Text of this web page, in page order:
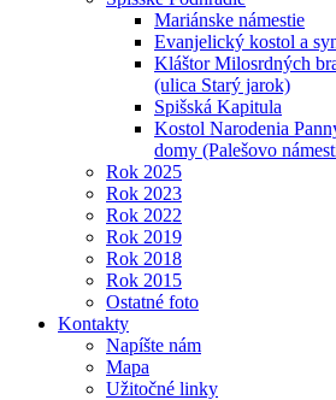
Mariánske námestie
Evanjelický kostol a
Kláštor Milosrdných
(ulica Starý jarok)
Spišská Kapitula
Kostol Narodenia
domy (Palešovo
Rok 2025
Rok 2023
Rok 2022
Rok 2019
Rok 2018
Rok 2015
Ostatné foto
Kontakty
Napíšte nám
Mapa
Užitočné linky